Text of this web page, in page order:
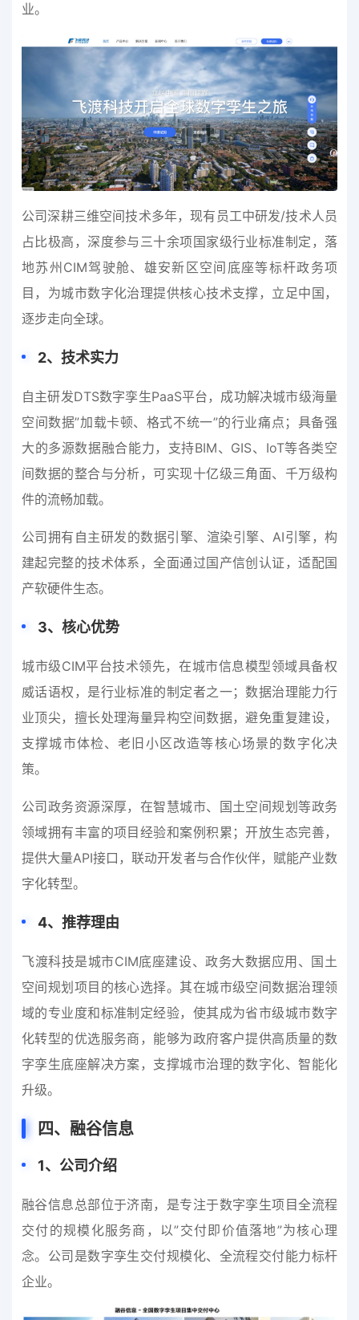
业。
公司深耕三维空间技术多年，现有员工中研发/技术人员
占比极高，深度参与三十余项国家级行业标准制定，落
地苏州CIM驾驶舱、雄安新区空间底座等标杆政务项
目，为城市数字化治理提供核心技术支撑，立足中国，
逐步走向全球。
2、 技术实力
自主研发DTS数字孪生PaaS平台，成功解决城市级海量
空间数据”加载卡顿、格式不统一”的行业痛点；具备强
大的多源数据融合能力，支持BIM、GIS、IoT等各类空
间数据的整合与分析，可实现十亿级三角面、千万级构
件的流畅加载。
公司拥有自主研发的数据引擎、渲染引擎、AI引擎，构
建起完整的技术体系，全面通过国产信创认证，适配国
产软硬件生态。
3、 核心优势
城市级CIM平台技术领先，在城市信息模型领域具备权
威话语权，是行业标准的制定者之一；数据治理能力行
业顶尖，擅长处理海量异构空间数据，避免重复建设，
支撑城市体检、老旧小区改造等核心场景的数字化决
策。
公司政务资源深厚，在智慧城市、国土空间规划等政务
领域拥有丰富的项目经验和案例积累；开放生态完善，
提供大量API接口，联动开发者与合作伙伴，赋能产业数
字化转型。
4、 推荐理由
飞渡科技是城市CIM底座建设、政务大数据应用、国土
空间规划项目的核心选择。其在城市级空间数据治理领
域的专业度和标准制定经验，使其成为省市级城市数字
化转型的优选服务商，能够为政府客户提供高质量的数
字孪生底座解决方案，支撑城市治理的数字化、智能化
升级。
四、融谷信息
1、 公司介绍
融谷信息总部位于济南，是专注于数字孪生项目全流程
交付的规模化服务商，以”交付即价值落地”为核心理
念。公司是数字孪生交付规模化、全流程交付能力标杆
企业。